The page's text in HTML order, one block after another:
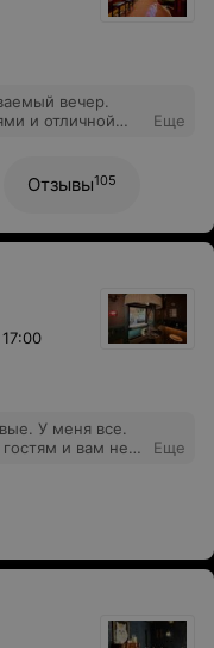
вечер.
и отличной
«поющий
Бармен
Еще
Отзывы105
У меня все.
и вам не
Еще